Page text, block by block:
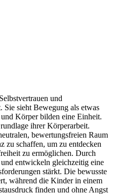
und
sieht Bewegung als etwas
Körper bilden eine Einheit.
ihrer Körperarbeit.
bewertungsfreien Raum
zu schaffen, um zu entdecken
zu ermöglichen. Durch
entwickeln gleichzeitig eine
stärkt. Die bewusste
während die Kinder in einem
finden und ohne Angst